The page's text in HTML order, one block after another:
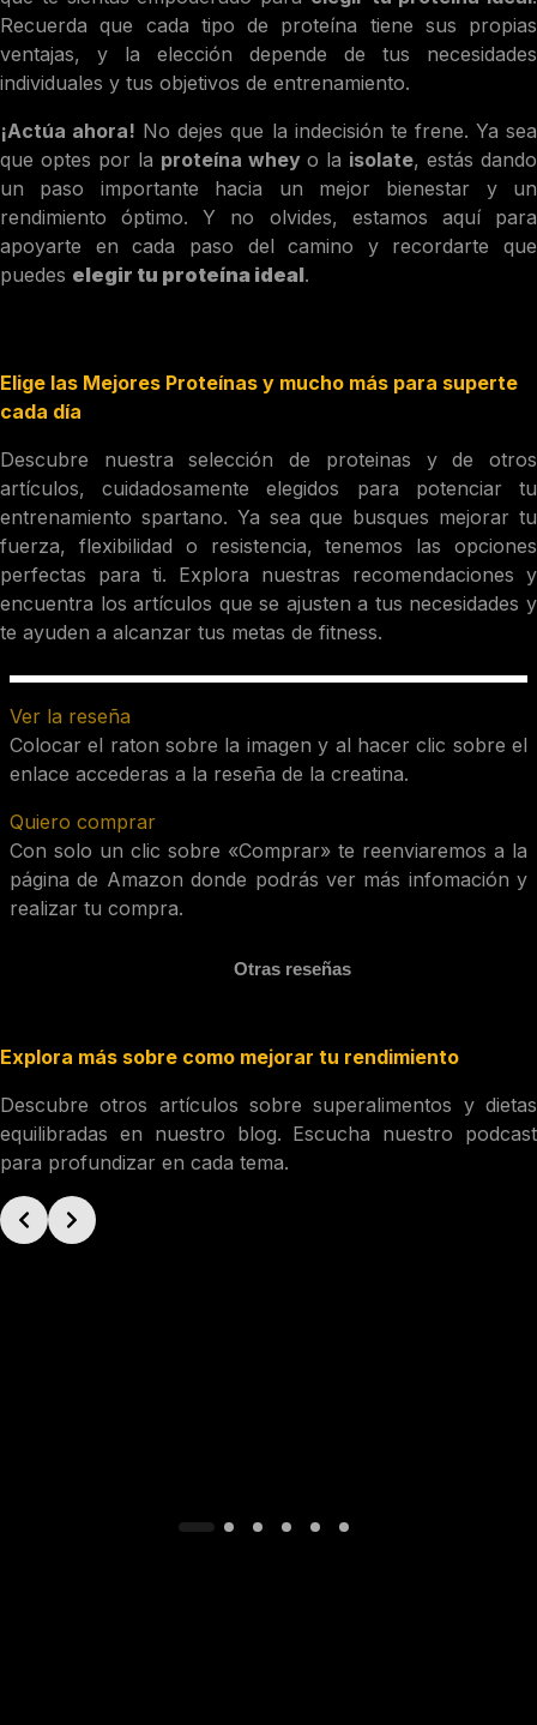
Recuerda que cada tipo de proteína tiene sus propias
ventajas, y la elección depende de tus necesidades
individuales y tus objetivos de entrenamiento.
¡Actúa ahora! No dejes que la indecisión te frene. Ya sea
que optes por la proteína wheyo la isolate, estás dando
un paso importante hacia un mejor bienestar y un
rendimiento óptimo. Y no olvides, estamos aquí para
apoyarte en cada paso del camino y recordarte que
puedes elegir tu proteína ideal.
Elige las Mejores Proteínas y mucho más para superte
cada día
Descubre nuestra selección de proteinas y de otros
artículos, cuidadosamente elegidos para potenciar tu
entrenamiento spartano. Ya sea que busques mejorar tu
fuerza, flexibilidad o resistencia, tenemos las opciones
perfectas para ti. Explora nuestras recomendaciones y
encuentra los artículos que se ajusten a tus necesidades y
te ayuden a alcanzar tus metas de fitness.
Ver la reseña
Colocar el raton sobre la imagen y al hacer clic sobre el
enlace accederas a la reseña de la creatina.
Quiero comprar
Con solo un clic sobre «Comprar» te reenviaremos a la
página de Amazon donde podrás ver más infomación y
realizar tu compra.
Otras reseñas
Explora más sobre como mejorar tu rendimiento
Descubre otros artículos sobre superalimentos y dietas
equilibradas en nuestro blog. Escucha nuestro podcast
para profundizar en cada tema.